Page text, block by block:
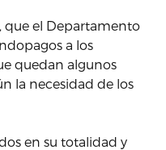
que el Departamento
a los
quedan algunos
la necesidad de los
en su totalidad y